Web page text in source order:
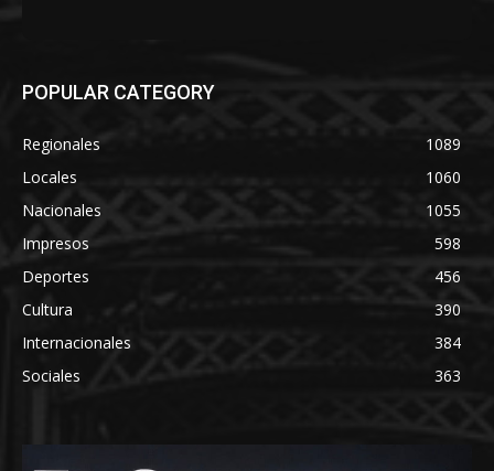
POPULAR CATEGORY
Regionales
1089
Locales
1060
Nacionales
1055
Impresos
598
Deportes
456
Cultura
390
Internacionales
384
Sociales
363